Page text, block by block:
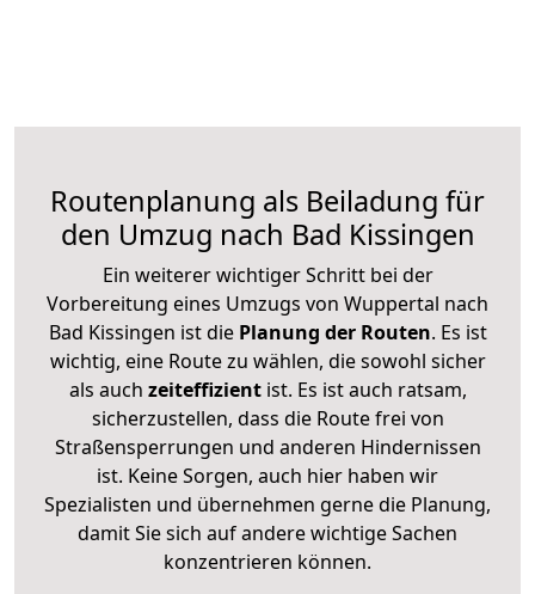
Routenplanung als Beiladung für
den Umzug nach Bad Kissingen
Ein weiterer wichtiger Schritt bei der
Vorbereitung eines Umzugs von Wuppertal nach
Bad Kissingen ist diePlanung der Routen. Es ist
wichtig, eine Route zu wählen, die sowohl sicher
als auch zeiteffizientist. Es ist auch ratsam,
sicherzustellen, dass die Route frei von
Straßensperrungen und anderen Hindernissen
ist. Keine Sorgen, auch hier haben wir
Spezialisten und übernehmen gerne die Planung,
damit Sie sich auf andere wichtige Sachen
konzentrieren können.